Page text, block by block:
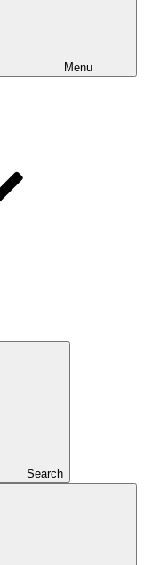
Menu
Search